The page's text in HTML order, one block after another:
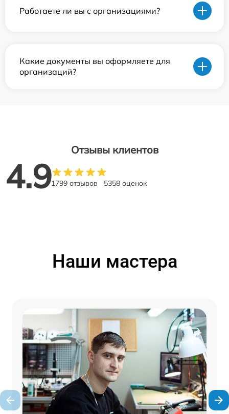
Работаете ли вы с организациями?
Какие документы вы оформляете для
организаций?
Отзывы клиентов
4.91799 отзывов 5358 оценок
Наши мастера